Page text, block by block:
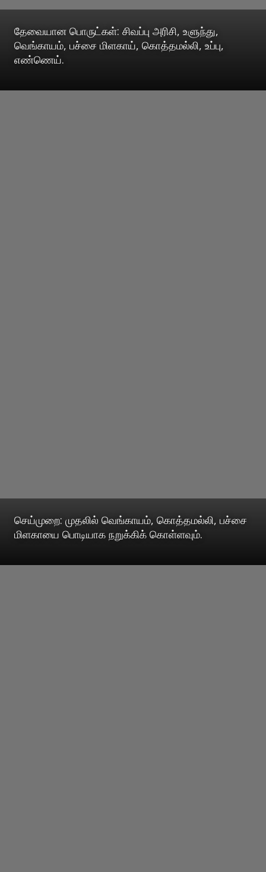
தேவையான பொருட்கள்: சிவப்பு அரிசி, உளுந்து,
வெங்காயம், பச்சை மிளகாய், கொத்தமல்லி, உப்பு,
எண்ணெய்.
செய்முறை: முதலில் வெங்காயம், கொத்தமல்லி, பச்சை
மிளகாயை பொடியாக நறுக்கிக் கொள்ளவும்.